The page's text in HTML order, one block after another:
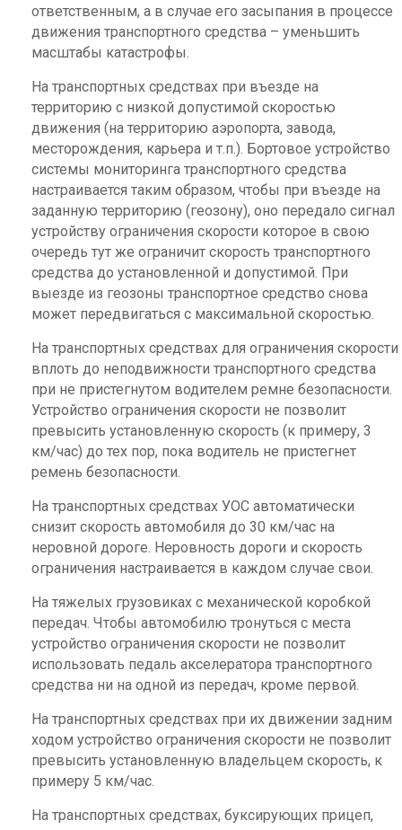
ответственным, а в случае его засыпания в процессе
движения транспортного средства – уменьшить
масштабы катастрофы.
На транспортных средствах при въезде на
территорию с низкой допустимой скоростью
движения (на территорию аэропорта, завода,
месторождения, карьера и т.п.). Бортовое устройство
системы мониторинга транспортного средства
настраивается таким образом, чтобы при въезде на
заданную территорию (геозону), оно передало сигнал
устройству ограничения скорости которое в свою
очередь тут же ограничит скорость транспортного
средства до установленной и допустимой. При
выезде из геозоны транспортное средство снова
может передвигаться с максимальной скоростью.
На транспортных средствах для ограничения скорости
вплоть до неподвижности транспортного средства
при не пристегнутом водителем ремне безопасности.
Устройство ограничения скорости не позволит
превысить установленную скорость (к примеру, 3
км/час) до тех пор, пока водитель не пристегнет
ремень безопасности.
На транспортных средствах УОС автоматически
снизит скорость автомобиля до 30 км/час на
неровной дороге. Неровность дороги и скорость
ограничения настраивается в каждом случае свои.
На тяжелых грузовиках с механической коробкой
передач. Чтобы автомобилю тронуться с места
устройство ограничения скорости не позволит
использовать педаль акселератора транспортного
средства ни на одной из передач, кроме первой.
На транспортных средствах при их движении задним
ходом устройство ограничения скорости не позволит
превысить установленную владельцем скорость, к
примеру 5 км/час.
На транспортных средствах, буксирующих прицеп,